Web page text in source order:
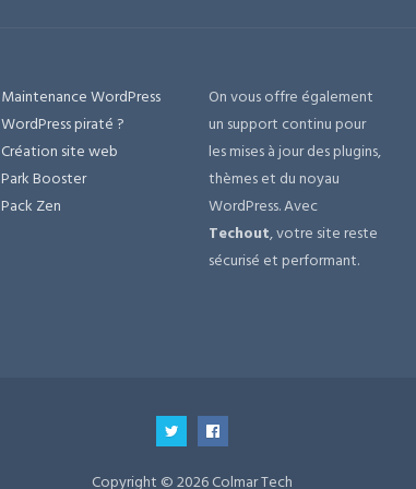
Maintenance WordPress
WordPress piraté ?
Création site web
Park Booster
Pack Zen
On vous offre également
un support continu pour
les mises à jour des plugins,
thèmes et du noyau
WordPress. Avec
Techout, votre site reste
sécurisé et performant.
Copyright © 2026 Colmar Tech